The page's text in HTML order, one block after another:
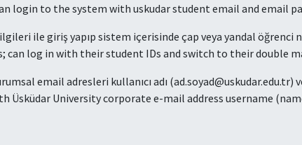
login to the system with uskudar student email and email
ile giriş yapıp sistem içerisinde çap veya yandal öğrenci
can log in with their student IDs and switch to their double
email adresleri kullanıcı adı
Üsküdar University corporate e-mail address username